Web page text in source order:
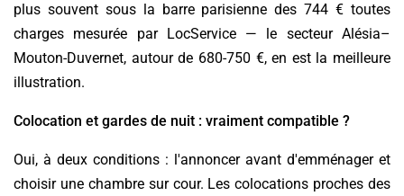
plus souvent sous la barre parisienne des 744 € toutes
charges mesurée par LocService — le secteur Alésia–
Mouton-Duvernet, autour de 680-750 €, en est la meilleure
illustration.
Colocation et gardes de nuit : vraiment compatible ?
Oui, à deux conditions : l'annoncer avant d'emménager et
choisir une chambre sur cour. Les colocations proches des